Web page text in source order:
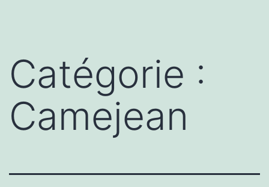
Catégorie :
Camejean